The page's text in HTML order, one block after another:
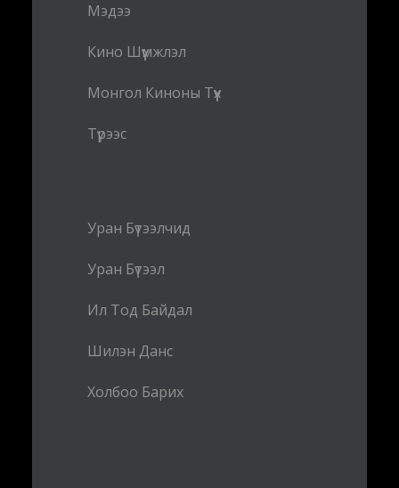
Мэдээ
Кино Шүүмжлэл
Монгол Киноны Түүх
Түрээс
Уран Бүтээлчид
Уран Бүтээл
Ил Тод Байдал
Шилэн Данс
Холбоо Барих